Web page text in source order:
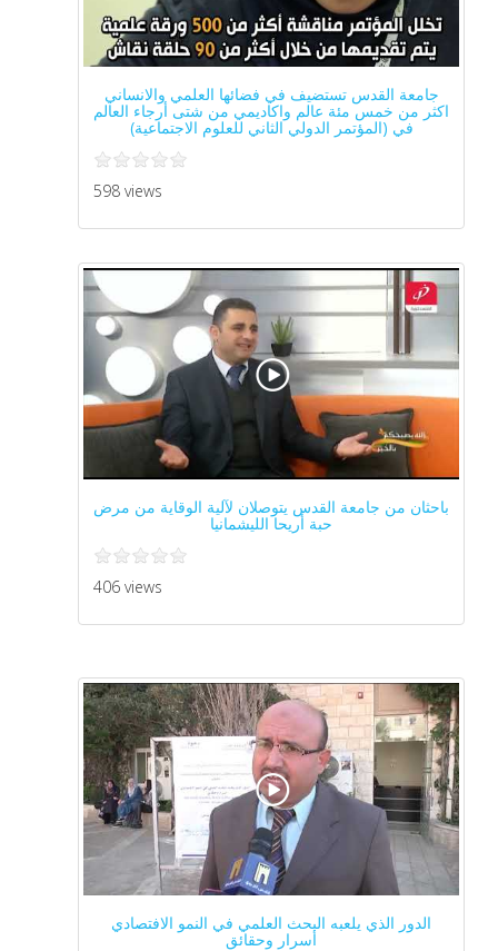
جامعة القدس تستضيف في فضائها العلمي والانساني
اكثر من خمس مئة عالم واكاديمي من شتى أرجاء العالم
في (المؤتمر الدولي الثاني للعلوم الاجتماعية)
598 views
باحثان من جامعة القدس يتوصلان لآلية الوقاية من مرض
حبة أريحا الليشمانيا
406 views
الدور الذي يلعبه البحث العلمي في النمو الافتصادي
أسرار وحقائق